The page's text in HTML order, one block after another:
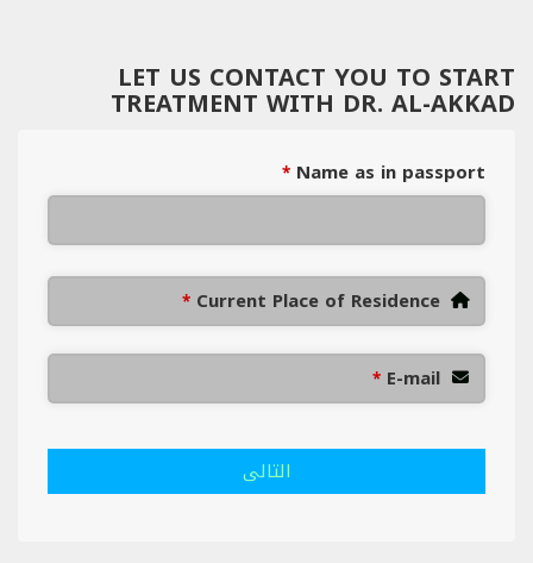
LET US CONTACT YOU TO START
TREATMENT WITH DR. AL-AKKAD
Name as in passport
*
Current Place of Residence
*
E-mail
*
التالى